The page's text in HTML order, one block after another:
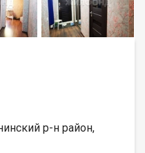
р-н район,